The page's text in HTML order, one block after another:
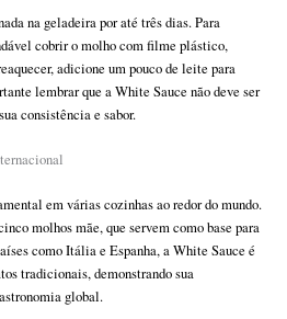
na geladeira por até três dias. Para
cobrir o molho com filme plástico,
adicione um pouco de leite para
lembrar que a White Sauce não deve ser
consistência e sabor.
em várias cozinhas ao redor do mundo.
molhos mãe, que servem como base para
como Itália e Espanha, a White Sauce é
tradicionais, demonstrando sua
global.